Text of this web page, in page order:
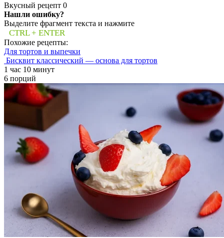
Вкусный рецепт 0
Нашли ошибку?
Выделите фрагмент текста и нажмите
CTRL + ENTER
Похожие рецепты:
Для тортов и выпечки
Бисквит классический — основа для тортов
1 час 10 минут
6 порций